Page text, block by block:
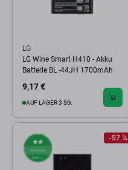
LG
LG Wine Smart H410 - Akku
Batterie BL -44JH 1700mAh
9,17 €
AUF LAGER 3 Stk
-57 %